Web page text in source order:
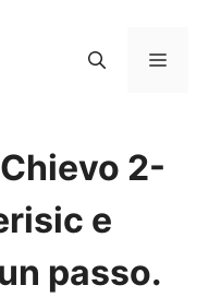
Menu
2-
e
passo.